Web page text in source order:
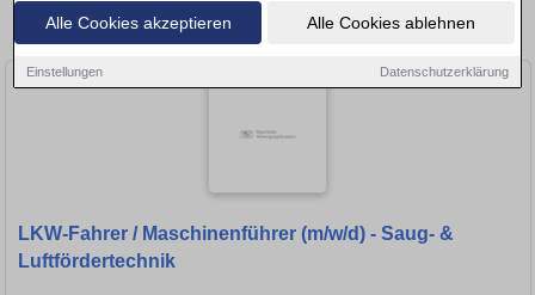
Alle Cookies akzeptieren Alle Cookies ablehnen
Einstellungen Datenschutzerklärung
Homburg vor der Höhe!
LKW-Fahrer / Maschinenführer (m/w/d) - Saug- &
Luftfördertechnik